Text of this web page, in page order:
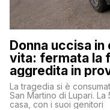
Donna uccisa
vita: fermata la
aggredita in
La tragedia si è
San Martino di Lupari.
casa, con i suoi genitori